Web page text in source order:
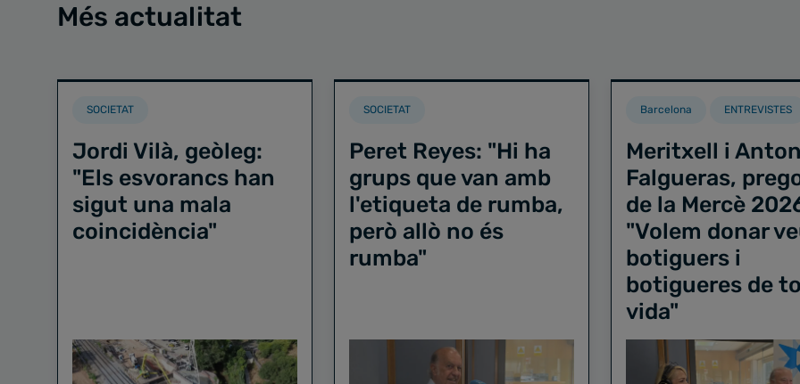
Més actualitat
SOCIETAT
Jordi Vilà, geòleg:
"Els esvorancs han
sigut una mala
coincidència"
SOCIETAT
Peret Reyes: "Hi ha
grups que van amb
l'etiqueta de rumba,
però allò no és
rumba"
Barcelona ENTREVISTES
Meritxell i
Falgueras,
de la Mercè
"Volem donar
botiguers i
botigueres de
vida"